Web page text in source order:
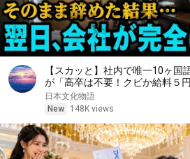
【スカッと】社内で唯一10ヶ国
が「高卒は不要！クビか給料５
た。そのまま辞めた結果
日本文化物語
New
148K views